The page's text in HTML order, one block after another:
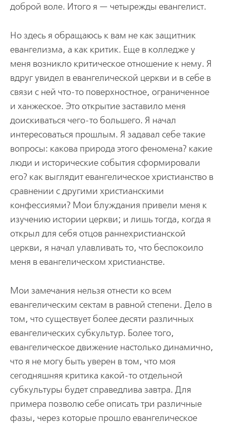
доброй воле. Итого я — четырежды евангелист.
Но здесь я обращаюсь к вам не как защитник
евангелизма, а как критик. Еще в колледже у
меня возникло критическое отношение к нему. Я
вдруг увидел в евангелической церкви и в себе в
связи с ней что-то поверхностное, ограниченное
и ханжеское. Это открытие заставило меня
доискиваться чего-то большего. Я начал
интересоваться прошлым. Я задавал себе такие
вопросы: какова природа этого феномена? какие
люди и исторические события сформировали
его? как выглядит евангелическое христианство в
сравнении с другими христианскими
конфессиями? Мои блуждания привели меня к
изучению истории церкви; и лишь тогда, когда я
открыл для себя отцов раннехристианской
церкви, я начал улавливать то, что беспокоило
меня в евангелическом христианстве.
Мои замечания нельзя отнести ко всем
евангелическим сектам в равной степени. Дело в
том, что существует более десяти различных
евангелических субкультур. Более того,
евангелическое движение настолько динамично,
что я не могу быть уверен в том, что моя
сегодняшняя критика какой-то отдельной
субкультуры будет справедлива завтра. Для
примера позволю себе описать три различные
фазы, через которые прошло евангелическое